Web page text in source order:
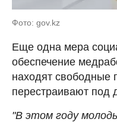
Фото: gov.kz
Еще одна мера
обеспечение
находят свободные
перестраивают под
"В этом году